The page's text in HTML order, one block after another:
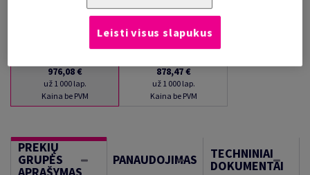
976,08 €
už 1 000 lap.
Kaina be PVM
878,47 €
už 1 000 lap.
Kaina be PVM
PREKIŲ
GRUPĖS PANAUDOJIMAS TECHNINIAI
DOKUMENTAI
Leisti visus slapukus